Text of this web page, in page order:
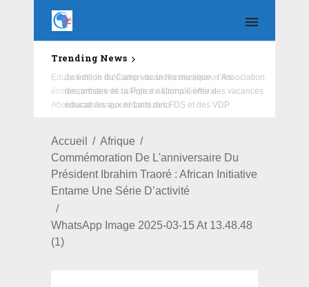
Trending News
Education : la fédération de la Russie rénove les
écoles primaire et collège du Camp Général
Aboubacar Sangoulé Lamizana
Accueil
Afrique
Commémoration De L'anniversaire Du
Président Ibrahim Traoré : African Initiative
Entame Une Série D’activité
WhatsApp Image 2025-03-15 At 13.48.48
(1)